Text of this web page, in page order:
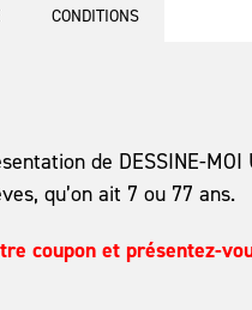
CONDITIONS
de DESSINE-
qu’on ait 7 ou 77 ans.
coupon et présentez-